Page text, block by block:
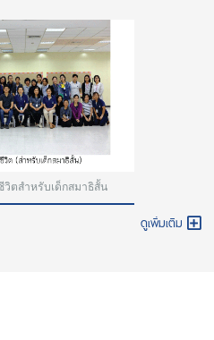
ตสำหรับเด็กสมาธิสั้น
ดูเพิ่มเติม